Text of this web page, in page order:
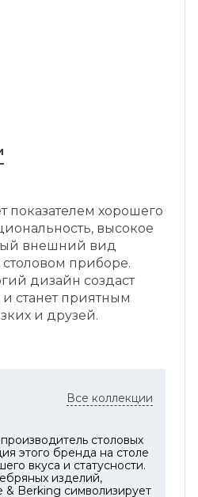
показателем хорошего
высокое
внешний вид
приборе.
дизайн создаст
станет приятным
и друзей.
Все коллекции
столовых
этого бренда на столе
вкуса и статусности.
изделий,
& Berking символизирует